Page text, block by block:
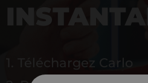
1. Téléchargez Carlo